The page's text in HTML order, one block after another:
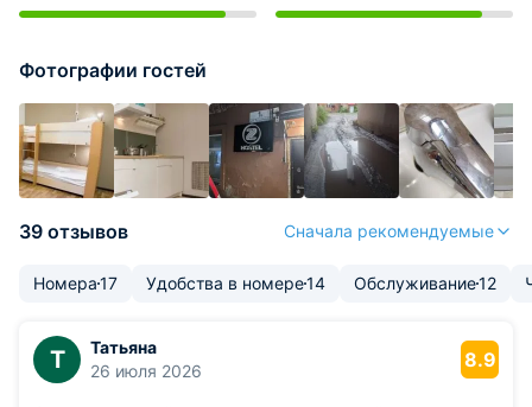
Фотографии гостей
39 отзывов Сначала рекомендуемые
Номера17 Удобства в номере14 Обслуживание12
Т
Татьяна
26 июля 2026
8.9